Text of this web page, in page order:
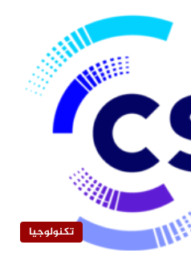
تكنولوجيا